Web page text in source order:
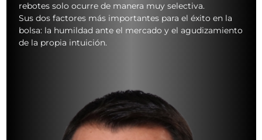
rebotes solo ocurre de manera muy selectiva.
Sus dos factores más importantes para el éxito en la
bolsa: la humildad ante el mercado y el agudizamiento
de la propia intuición.